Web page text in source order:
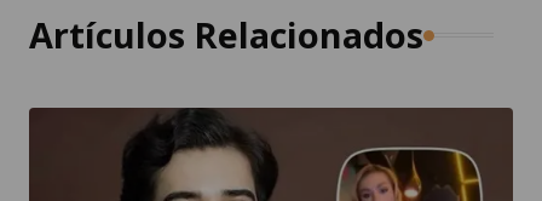
Artículos Relacionados